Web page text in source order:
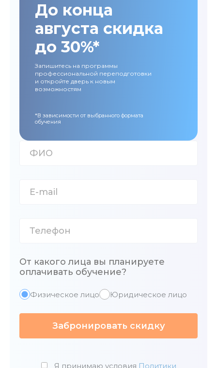
До конца
августа скидка
до 30%*
Запишитесь на программы
профессиональной переподготовки
и откройте дверь к новым
возможностям
*В зависимости от выбранного формата
обучения
От какого лица вы планируете
оплачивать обучение?
Физическое лицо Юридическое лицо
Забронировать скидку
Я принимаю условия Политики